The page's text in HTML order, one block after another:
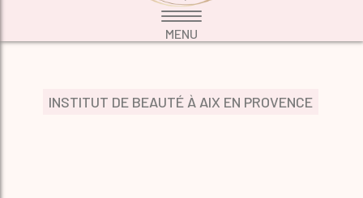
INSTITUT DE BEAUTÉ À AIX EN PROVENCE